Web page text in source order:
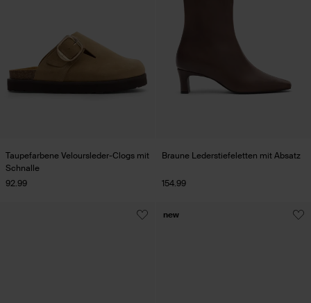
Taupefarbene Veloursleder-Clogs mit
Schnalle
92.99
Braune Lederstiefeletten mit Absatz
154.99
new